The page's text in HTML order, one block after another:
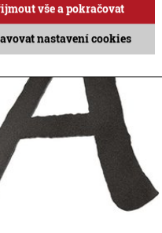
nastavení cookies
vše a pokračovat